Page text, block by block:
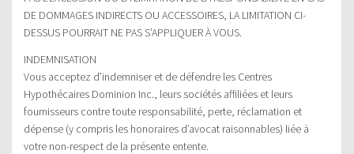
DE DOMMAGES INDIRECTS OU ACCESSOIRES, LA LIMITATION CI-
DESSUS POURRAIT NE PAS S’APPLIQUER À VOUS.
INDEMNISATION
Vous acceptez d’indemniser et de défendre les Centres
Hypothécaires Dominion Inc., leurs sociétés affiliées et leurs
fournisseurs contre toute responsabilité, perte, réclamation et
dépense (y compris les honoraires d’avocat raisonnables) liée à
votre non-respect de la présente entente.